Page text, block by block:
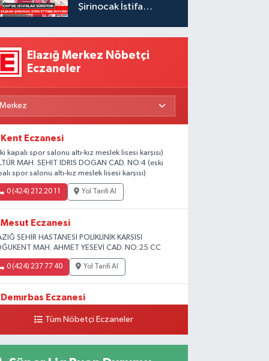
Şirinocak İstifa
Elazığ Merkez Nöbetçi
Eczaneler
Kent Eczanesi
kapalı spor salonu altı-kız meslek lisesi karşısı)
MAH. SEHIT IDRIS DOGAN CAD. NO:4 (eski
spor salonu altı-kız meslek lisesi karşısı)
0 (424) 212 20 11 Yol Tarifi Al
Mesut Eczanesi
ŞEHİR HASTANESİ POLİKLİNİK KARŞISI
MAH. AHMET YESEVİ CAD. NO:25 CC
0 (424) 237 77 40 Yol Tarifi Al
Demırbas Eczanesi
Tüm Nöbetçi Eczaneler